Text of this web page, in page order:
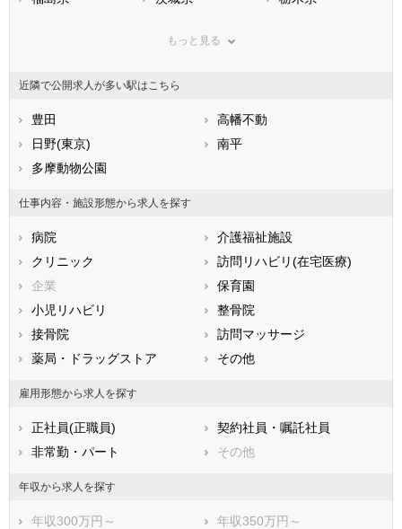
神奈川県
石川県
福井県
静岡県
滋賀県
兵庫県
香川県
高知県
福岡県
長崎県
熊本県
鹿児島県
もっと見る
近隣で公開求人が多い駅はこちら
豊田
高幡不動
日野(東京)
南平
多摩動物公園
仕事内容・施設形態から求人を探す
病院
介護福祉施設
クリニック
訪問リハビリ(在宅医療)
企業
保育園
小児リハビリ
整骨院
接骨院
訪問マッサージ
薬局・ドラッグストア
その他
雇用形態から求人を探す
正社員(正職員)
契約社員・嘱託社員
非常勤・パート
その他
年収から求人を探す
年収300万円～
年収350万円～